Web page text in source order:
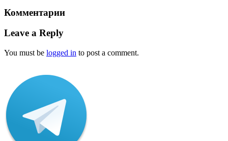
Комментарии
Leave a Reply
You must be logged in to post a comment.